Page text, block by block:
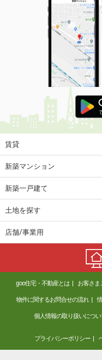
賃貸
新築マンション
新築一戸建て
土地を探す
店舗/事業用
goo住宅・不動産とは お客さま
物件に関するお問合せの流れ
個人情報の取り扱いにつ
プライバシーポリシー